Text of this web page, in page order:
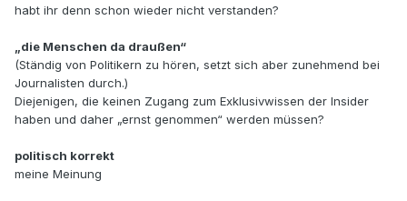
habt ihr denn schon wieder nicht verstanden?
„die Menschen da draußen“
(Ständig von Politikern zu hören, setzt sich aber zunehmend bei
Journalisten durch.)
Diejenigen, die keinen Zugang zum Exklusivwissen der Insider
haben und daher „ernst genommen“ werden müssen?
politisch korrekt
meine Meinung